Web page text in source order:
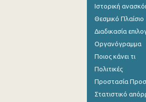
Μαΐου
Ιστορική
Θεσμικό Πλαίσιο
Διαδικασία
Οργανόγραμμα
Ποιος κάνει τι
Πολιτικές
Προστασία
Στατιστικό